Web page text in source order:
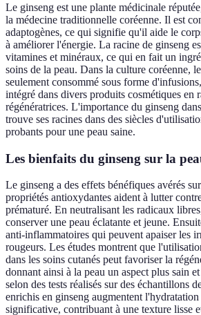
Le ginseng est une plante médicinale
la médecine traditionnelle coréenne. Il est
adaptogènes, ce qui signifie qu'il aide le
à améliorer l'énergie. La racine de ginseng
vitamines et minéraux, ce qui en fait un
soins de la peau. Dans la culture coréenne,
seulement consommé sous forme
intégré dans divers produits cosmétiques en
régénératrices. L'importance du ginseng
trouve ses racines dans des siècles
probants pour une peau saine.
Les bienfaits du ginseng sur la
Le ginseng a des effets bénéfiques avérés
propriétés antioxydantes aident à lutter
prématuré. En neutralisant les radicaux
conserver une peau éclatante et jeune.
anti-inflammatoires qui peuvent apaiser les
rougeurs. Les études montrent que
dans les soins cutanés peut favoriser la
donnant ainsi à la peau un aspect plus sain
selon des tests réalisés sur des échantillons
enrichis en ginseng augmentent l'hydratation
significative, contribuant à une texture lisse